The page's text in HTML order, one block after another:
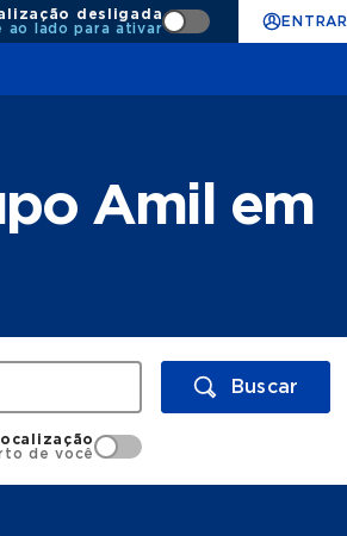
desligada
ao lado para ativar
ENTRAR
Amil em
Buscar
de você